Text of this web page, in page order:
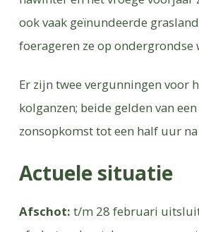
ook vaak geïnundeerde
foerageren ze op ondergrondse
Er zijn twee vergunningen voor
kolganzen; beide gelden van
zonsopkomst tot een half uur
Actuele situatie
Afschot: t/m 28 februari